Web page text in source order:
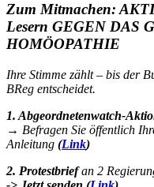
Zum Mitmachen:
Lesern GEGEN DAS
HOMÖOPATHIE
Ihre Stimme zählt – bis der
BReg entscheidet.
1. Abgeordnetenwatch-
→ Befragen Sie öffentlich
Anleitung (Link)
2. Protestbriefan 2